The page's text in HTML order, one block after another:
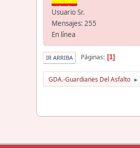
Usuario Sr.
Mensajes: 255
En línea
IR ARRIBA Páginas 1
GDA.-Guardianes Del Asfalto ►